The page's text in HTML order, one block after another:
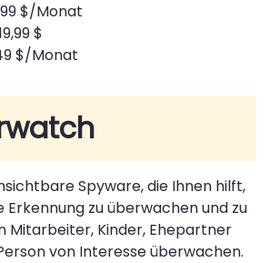
$/Monat
$
$/Monat
Spyware, die Ihnen hilft,
Erkennung zu überwachen und zu
Mitarbeiter, Kinder, Ehepartner
von Interesse überwachen.